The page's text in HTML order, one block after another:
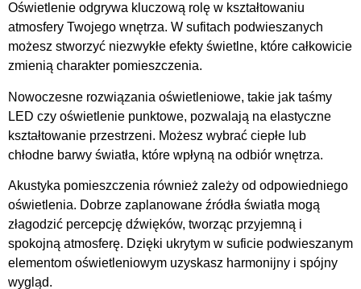
Oświetlenie odgrywa kluczową rolę w kształtowaniu
atmosfery Twojego wnętrza. W sufitach podwieszanych
możesz stworzyć niezwykłe efekty świetlne, które całkowicie
zmienią charakter pomieszczenia.
Nowoczesne rozwiązania oświetleniowe, takie jak taśmy
LED czy oświetlenie punktowe, pozwalają na elastyczne
kształtowanie przestrzeni. Możesz wybrać ciepłe lub
chłodne barwy światła, które wpłyną na odbiór wnętrza.
Akustyka pomieszczenia również zależy od odpowiedniego
oświetlenia. Dobrze zaplanowane źródła światła mogą
złagodzić percepcję dźwięków, tworząc przyjemną i
spokojną atmosferę. Dzięki ukrytym w suficie podwieszanym
elementom oświetleniowym uzyskasz harmonijny i spójny
wygląd.